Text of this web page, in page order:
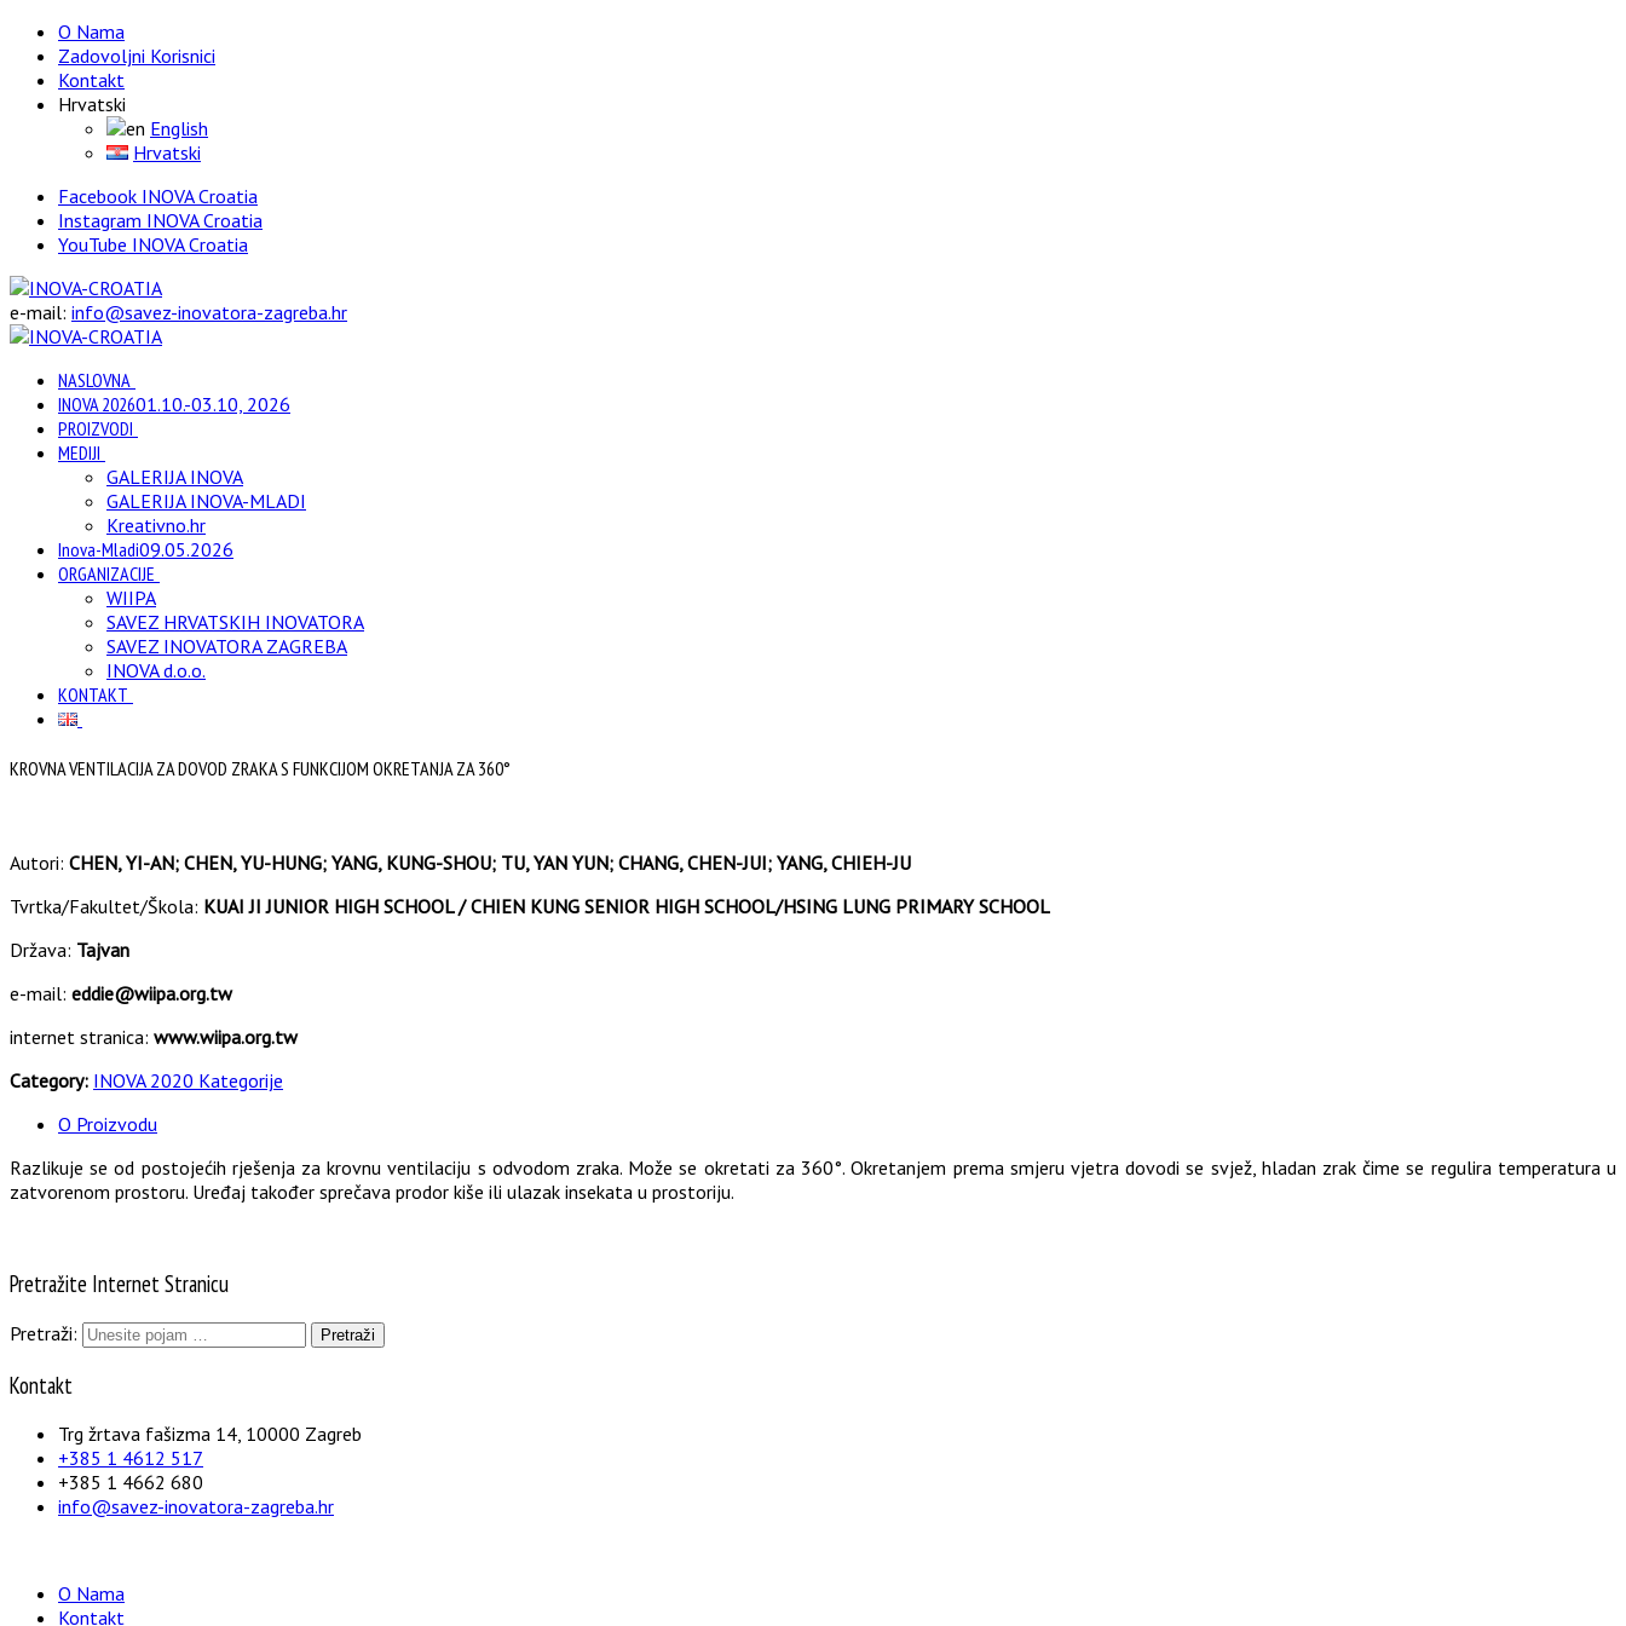
O Nama
Zadovoljni Korisnici
Kontakt
Hrvatski
English
Hrvatski
Facebook INOVA Croatia
Instagram INOVA Croatia
YouTube INOVA Croatia
e-mail: info@savez-inovatora-zagreba.hr
NASLOVNA
INOVA 202601.10.-03.10, 2026
PROIZVODI
MEDIJI
GALERIJA INOVA
GALERIJA INOVA-MLADI
Kreativno.hr
Inova-Mladi09.05.2026
ORGANIZACIJE
WIIPA
SAVEZ HRVATSKIH INOVATORA
SAVEZ INOVATORA ZAGREBA
INOVA d.o.o.
KONTAKT
KROVNA VENTILACIJA ZA DOVOD ZRAKA S FUNKCIJOM OKRETANJA ZA 360°
Autori: CHEN, YI-AN; CHEN, YU-HUNG; YANG, KUNG-SHOU; TU, YAN YUN; CHANG, CHEN-JUI; YANG, CHIEH-JU
Tvrtka/Fakultet/Škola: KUAI JI JUNIOR HIGH SCHOOL / CHIEN KUNG SENIOR HIGH SCHOOL/HSING LUNG PRIMARY SCHOOL
Država: Tajvan
e-mail: eddie@wiipa.org.tw
internet stranica: www.wiipa.org.tw
Category: INOVA 2020 Kategorije
O Proizvodu
Razlikuje se od postojećih rješenja za krovnu ventilaciju s odvodom zraka. Može se okretati za 360°. Okretanjem prema smjeru vjetra dovodi se svjež, hladan zrak čime se regulira temperatura u
zatvorenom prostoru. Uređaj također sprečava prodor kiše ili ulazak insekata u prostoriju.
Pretražite Internet Stranicu
Pretraži:
Kontakt
Trg žrtava fašizma 14, 10000 Zagreb
+385 1 4612 517
+385 1 4662 680
info@savez-inovatora-zagreba.hr
O Nama
Kontakt